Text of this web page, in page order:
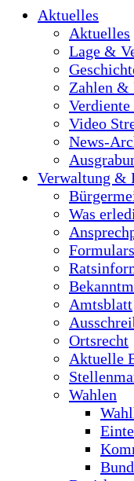
Aktuelles
Aktuelles
Lage &
Zahlen &
Video
News-
Verwaltung &
Was
Amtsblatt
Ortsrecht
Aktuelle
Wahlen